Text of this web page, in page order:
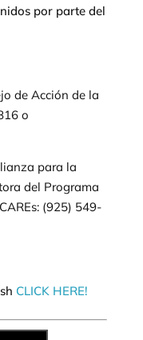
por parte del
de Acción de la
o
para la
del Programa
(925) 549-
CLICK HERE!